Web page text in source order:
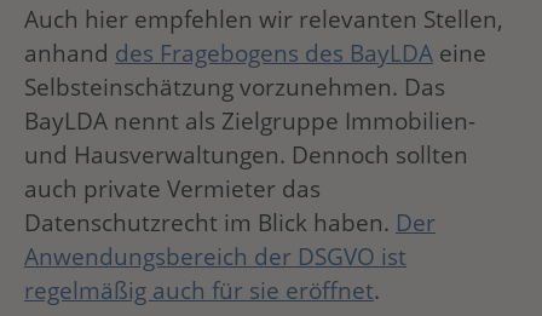
Auch hier empfehlen wir relevanten Stellen,
anhand des Fragebogens des BayLDA eine
Selbsteinschätzung vorzunehmen. Das
BayLDA nennt als Zielgruppe Immobilien-
und Hausverwaltungen. Dennoch sollten
auch private Vermieter das
Datenschutzrecht im Blick haben. Der
Anwendungsbereich der DSGVO ist
regelmäßig auch für sie eröffnet.